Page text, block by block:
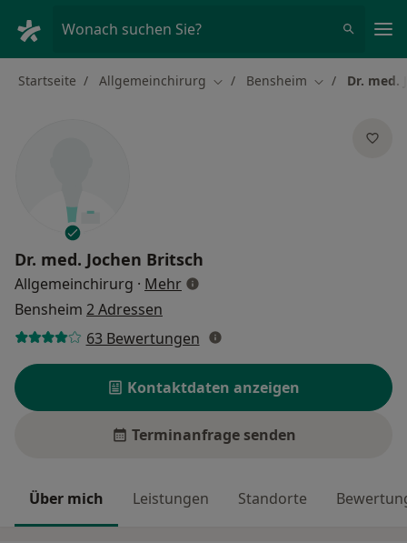
Wonach suchen Sie?
Startseite Allgemeinchirurg Stadt ändern
Bensheim Stadt ändern
Dr. med.
Dr. med. Jochen Britsch
Allgemeinchirurg · Mehrüber Spezialisierungen
Bensheim 2 Adressen
63 Bewertungen
Kontaktdaten anzeigen
Terminanfrage senden
Über mich Leistungen Standorte